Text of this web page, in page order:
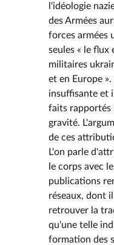
l'idéologie
des Armées
forces armées
seules « le flux
militaires
et en Europe
insuffisante et
faits rapportés
gravité.
de ces
L'on parle
le corps avec
publications
réseaux, dont
retrouver la
qu'une telle
formation des